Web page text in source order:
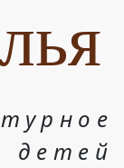
детей